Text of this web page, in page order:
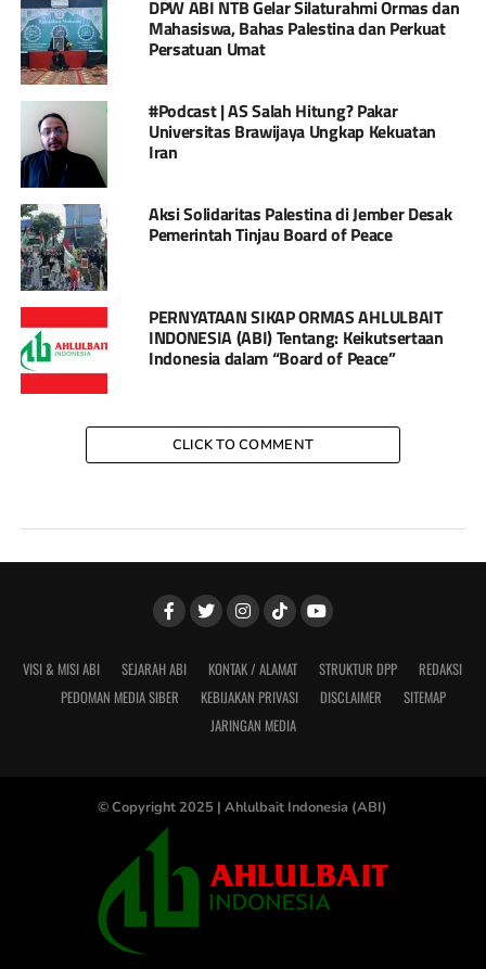
DPW ABI NTB Gelar Silaturahmi Ormas dan
Mahasiswa, Bahas Palestina dan Perkuat
Persatuan Umat
#Podcast | AS Salah Hitung? Pakar
Universitas Brawijaya Ungkap Kekuatan
Iran
Aksi Solidaritas Palestina di Jember Desak
Pemerintah Tinjau Board of Peace
PERNYATAAN SIKAP ORMAS AHLULBAIT
INDONESIA (ABI) Tentang: Keikutsertaan
Indonesia dalam “Board of Peace”
CLICK TO COMMENT
VISI & MISI ABI SEJARAH ABI KONTAK / ALAMAT STRUKTUR DPP
REDAKSI
PEDOMAN MEDIA SIBER
KEBIJAKAN PRIVASI DISCLAIMER
SITEMAP
JARINGAN MEDIA
© Copyright 2025 | Ahlulbait Indonesia (ABI)